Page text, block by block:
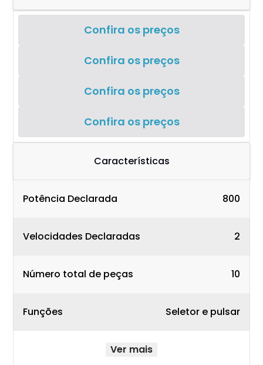
Confira os preços
Confira os preços
Confira os preços
Confira os preços
Características
Potência Declarada 800
Velocidades Declaradas 2
Número total de peças 10
Funções Seletor e pulsar
Ver mais